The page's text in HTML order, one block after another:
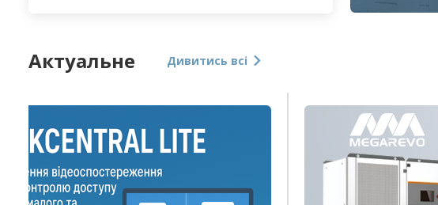
Актуальне Дивитись всі